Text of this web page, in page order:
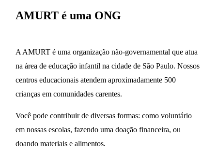
AMURT é uma ONG
A AMURT é uma organização não-governamental que atua
na área de educação infantil na cidade de São Paulo. Nossos
centros educacionais atendem aproximadamente 500
crianças em comunidades carentes.
Você pode contribuir de diversas formas: como voluntário
em nossas escolas, fazendo uma doação financeira, ou
doando materiais e alimentos.